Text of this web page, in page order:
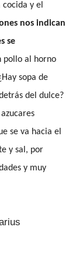
y el
nos indican
se
pollo al horno
sopa de
del dulce?
se va hacia el
y sal, por
y muy